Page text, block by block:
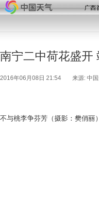
广西
南宁二中荷花盛开
2016年06月08日 21:54 来源: 中
不与桃李争芬芳（摄影：樊俏丽）